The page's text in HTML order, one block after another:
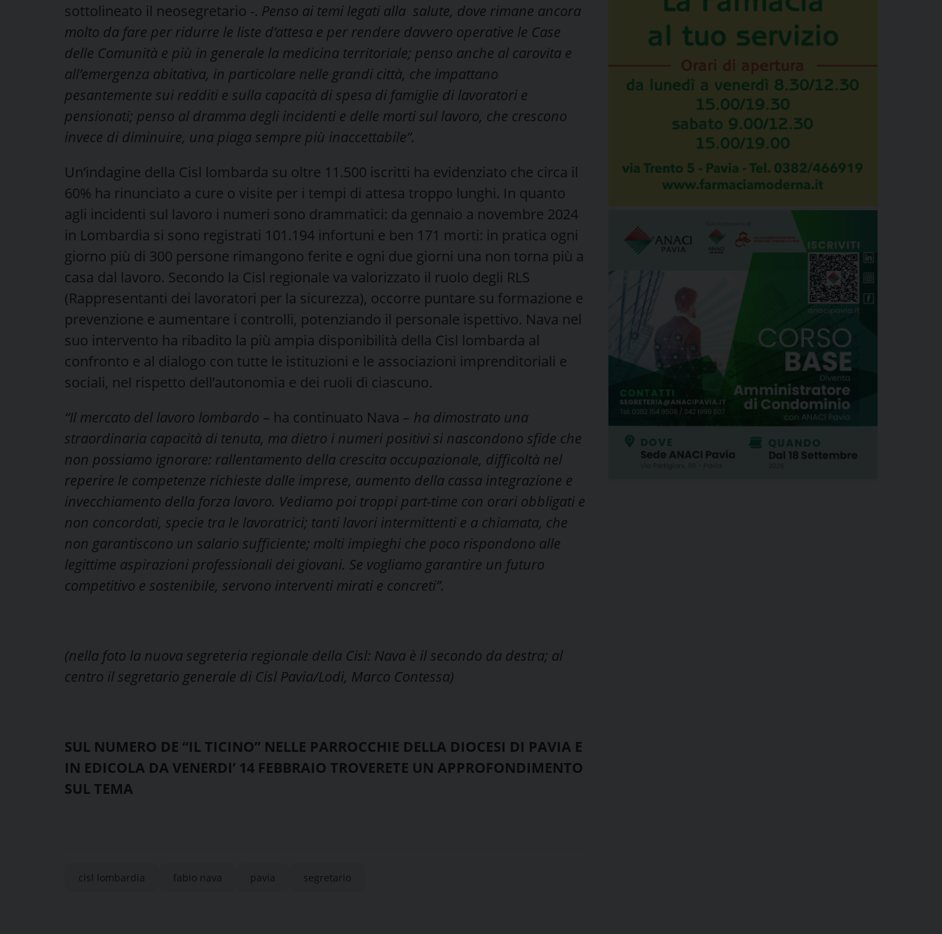
sottolineato il neosegretario -. Penso ai temi legati alla salute, dove rimane ancora
molto da fare per ridurre le liste d’attesa e per rendere davvero operative le Case
delle Comunità e più in generale la medicina territoriale; penso anche al carovita e
all’emergenza abitativa, in particolare nelle grandi città, che impattano
pesantemente sui redditi e sulla capacità di spesa di famiglie di lavoratori e
pensionati; penso al dramma degli incidenti e delle morti sul lavoro, che crescono
invece di diminuire, una piaga sempre più inaccettabile”.
Un’indagine della Cisl lombarda su oltre 11.500 iscritti ha evidenziato che circa il
60% ha rinunciato a cure o visite per i tempi di attesa troppo lunghi. In quanto
agli incidenti sul lavoro i numeri sono drammatici: da gennaio a novembre 2024
in Lombardia si sono registrati 101.194 infortuni e ben 171 morti: in pratica ogni
giorno più di 300 persone rimangono ferite e ogni due giorni una non torna più a
casa dal lavoro. Secondo la Cisl regionale va valorizzato il ruolo degli RLS
(Rappresentanti dei lavoratori per la sicurezza), occorre puntare su formazione e
prevenzione e aumentare i controlli, potenziando il personale ispettivo. Nava nel
suo intervento ha ribadito la più ampia disponibilità della Cisl lombarda al
confronto e al dialogo con tutte le istituzioni e le associazioni imprenditoriali e
sociali, nel rispetto dell’autonomia e dei ruoli di ciascuno.
“Il mercato del lavoro lombardo – ha continuato Nava – ha dimostrato una
straordinaria capacità di tenuta, ma dietro i numeri positivi si nascondono sfide che
non possiamo ignorare: rallentamento della crescita occupazionale, difficoltà nel
reperire le competenze richieste dalle imprese, aumento della cassa integrazione e
invecchiamento della forza lavoro. Vediamo poi troppi part-time con orari obbligati e
non concordati, specie tra le lavoratrici; tanti lavori intermittenti e a chiamata, che
non garantiscono un salario sufficiente; molti impieghi che poco rispondono alle
legittime aspirazioni professionali dei giovani. Se vogliamo garantire un futuro
competitivo e sostenibile, servono interventi mirati e concreti”.
(nella foto la nuova segreteria regionale della Cisl: Nava è il secondo da destra; al
centro il segretario generale di Cisl Pavia/Lodi, Marco Contessa)
SUL NUMERO DE “IL TICINO” NELLE PARROCCHIE DELLA DIOCESI DI PAVIA E
IN EDICOLA DA VENERDI’ 14 FEBBRAIO TROVERETE UN APPROFONDIMENTO
SUL TEMA
cisl lombardia fabio nava pavia segretario